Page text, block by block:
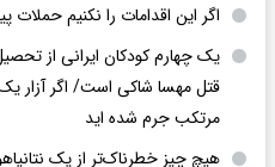
اگر این اقدامات را نکنیم حملات
یک چهارم کودکان ایرانی از
قتل مهسا شاکی است/ اگر آزار
مرتکب جرم شده اید
هیچ چیز خطرناک‌تر از یک